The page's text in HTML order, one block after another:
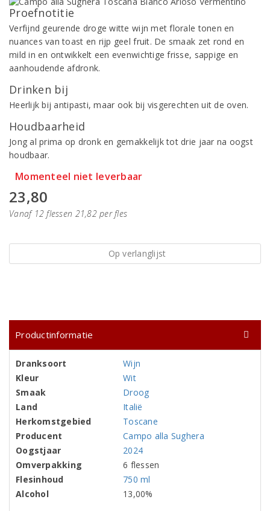
Proefnotitie
Verfijnd geurende droge witte wijn met florale tonen en
nuances van toast en rijp geel fruit. De smaak zet rond en
mild in en ontwikkelt een evenwichtige frisse, sappige en
aanhoudende afdronk.
Drinken bij
Heerlijk bij antipasti, maar ook bij visgerechten uit de oven.
Houdbaarheid
Jong al prima op dronk en gemakkelijk tot drie jaar na oogst
houdbaar.
Momenteel niet leverbaar
23,80
Vanaf 12 flessen 21,82 per fles
Op verlanglijst
Productinformatie
Dranksoort
Wijn
Kleur
Wit
Smaak
Droog
Land
Italië
Herkomstgebied
Toscane
Producent
Campo alla Sughera
Oogstjaar
2024
Omverpakking
6 flessen
Flesinhoud
750 ml
Alcohol
13,00%